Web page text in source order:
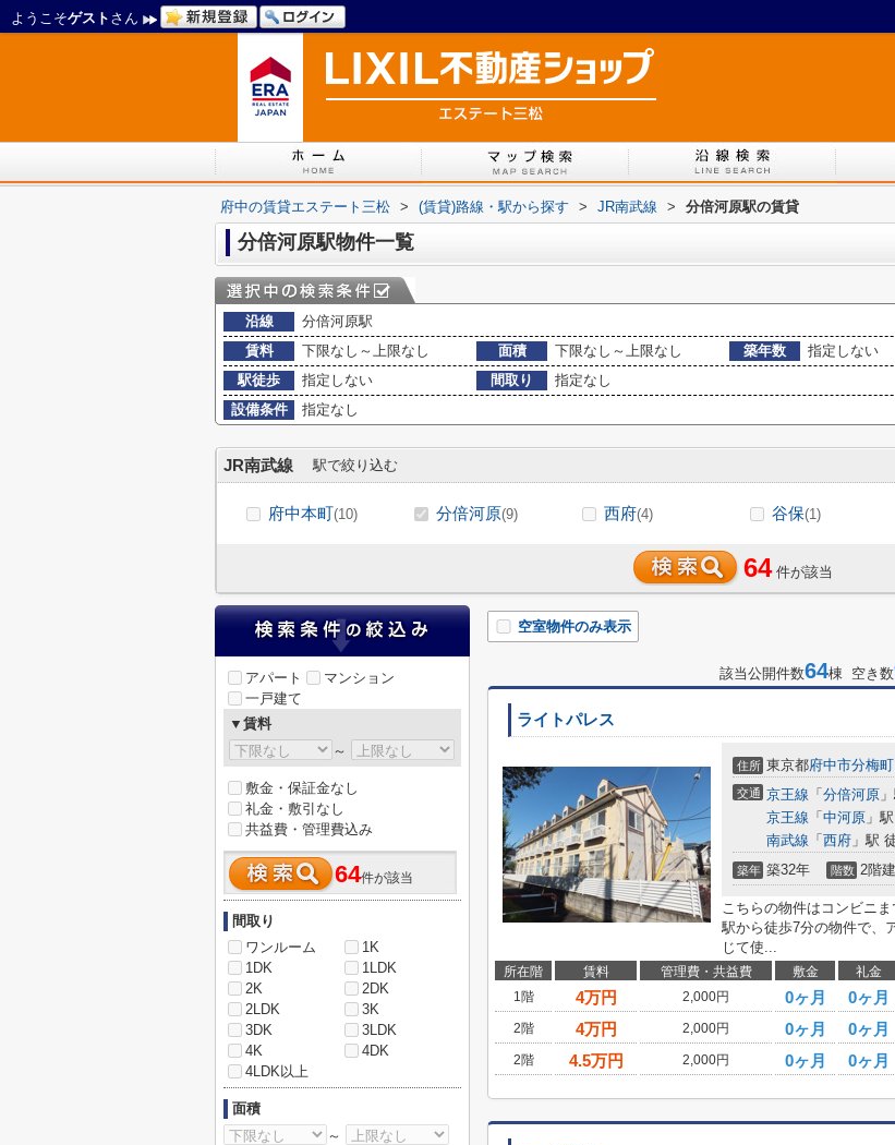
ようこそゲスト さん
府中の賃貸エステート三松 > (賃貸)路線・駅から探す > JR南武線 > 分倍河原駅の賃貸
分倍河原駅物件一覧
沿線
分倍河原駅
賃料
下限なし～上限なし 面積 下限なし～上限なし 築年数
指定しない
駅徒歩
指定しない 間取り
指定なし
設備条件
指定なし
JR南武線 駅で絞り込む
府中本町(10) 分倍河原(9) 西府(4) 谷保(1)
64 件が該当
空室物件のみ表示
該当公開件数64棟 空き数
ライトパレス
住所 東京都府中市分梅町
交通 京王線 「 分倍河原
京王線 「 中河原 」
南武線 「 西府 」駅
築年 築32年 階数 2階建
こちらの物件はコンビニ
駅から徒歩7分の物件で、
じて使...
所在階 賃料 管理費・共益費 敷金 礼金
1階
4万円 2,000円 0ヶ月 0ヶ月
2階
4万円 2,000円 0ヶ月 0ヶ月
2階
4.5万円 2,000円 0ヶ月 0ヶ月
アパート
マンション
一戸建て
▼賃料
～
敷金・保証金なし
礼金・敷引なし
共益費・管理費込み
64件が該当
間取り
ワンルーム
1K
1DK
1LDK
2K
2DK
2LDK
3K
3DK
3LDK
4K
4DK
4LDK以上
面積
～